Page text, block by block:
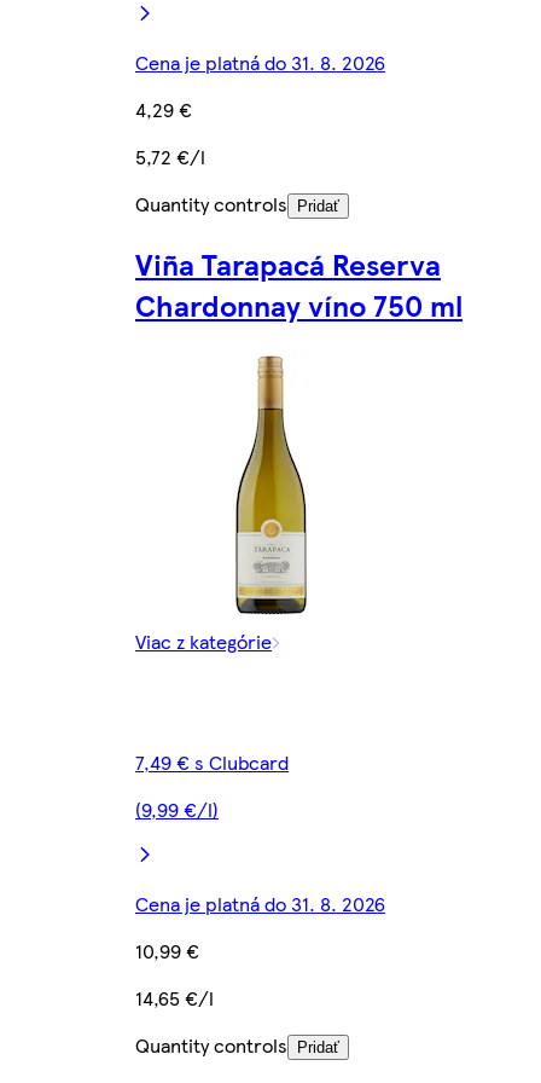
Cena je platná do 31. 8. 2026
4,29 €
5,72 €/l
Quantity controls
Pridať
Viña Tarapacá Reserva
Chardonnay víno 750 ml
Viac z kategórie
7,49 € s Clubcard
(9,99 €/l)
Cena je platná do 31. 8. 2026
10,99 €
14,65 €/l
Quantity controls
Pridať